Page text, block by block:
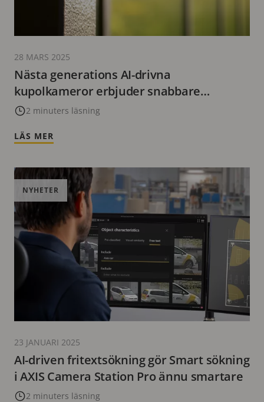
Nästa generations AI-drivna
kupolkameror erbjuder snabbare
prestanda
2 minuters läsning
28 MARS 2025
LÄS MER
AI-driven fritextsökning gör Smart sökning
i AXIS Camera Station Pro ännu smartare
2 minuters läsning
NYHETER
23 JANUARI 2025